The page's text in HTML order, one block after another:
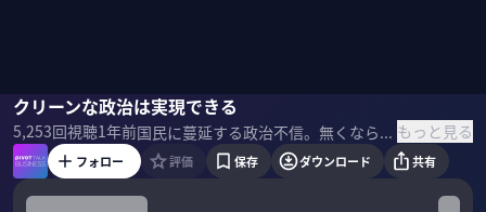
クリーンな政治は実現できる
5,253回視聴1年前 国民に蔓延する政治不信。無くならない裏金。「政治家の習性は絶対に変わらない」と語る政治ジャーナリストの鮫島浩氏に『クリーンな政治を実現する方法』について聞いた。 ＜ゲスト＞ 鮫島浩｜政治ジャーナリスト 1994年朝日新聞に入社。政治記者として菅直人や竹中平蔵らを担当し、政治部や特別報道部でデスクを歴任。2021年に独立して『SAMEJIMA TIMES』を開設 もっと見る
鮫島浩田中 泉
フォロー 評価 保存 ダウンロード 共有